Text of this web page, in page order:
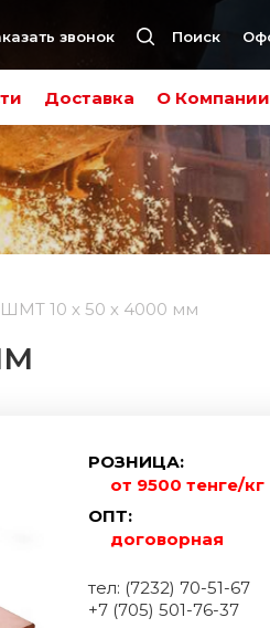
Доставка О Компании
звонок Поиск
10 х 50 х 4000 мм
РОЗНИЦА:
от 9500 тенге/кг
ОПТ:
договорная
тел: (7232) 70-51-67
+7 (705) 501-76-37